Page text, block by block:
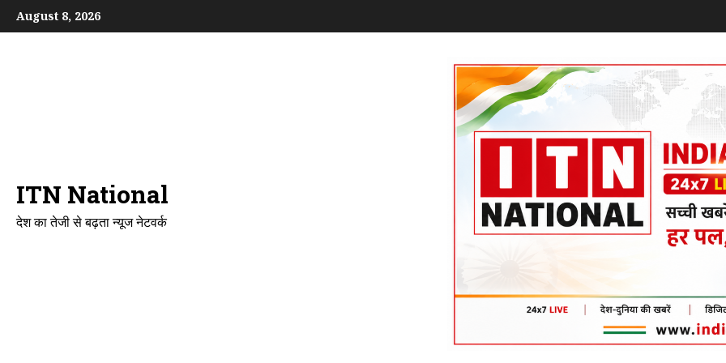
Skip
to
August 8, 2026
ITN National
देश का तेजी से बढ़ता न्यूज नेटवर्क